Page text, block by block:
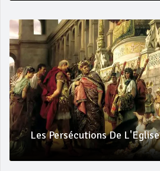
Les Persécutions De L'Eglise